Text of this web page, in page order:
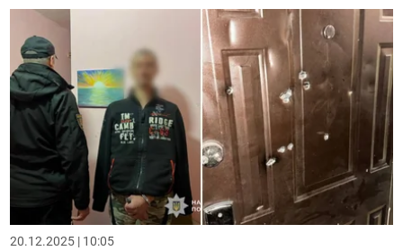
20.12.2025 | 10:05